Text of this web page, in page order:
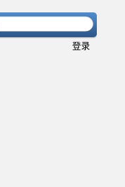
登录